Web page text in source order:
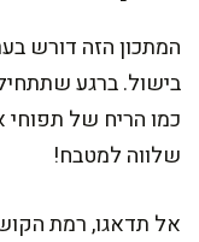
בישול. ברגע
כמו הריח של
שלווה למטבח!
אל תדאגו, רמת